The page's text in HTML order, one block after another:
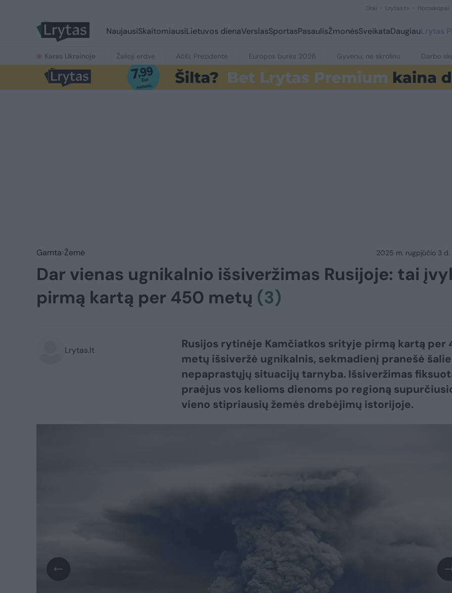
Orai Lrytas.tv Horoskopai
NaujausiSkaitomiausiLietuvos dienaVerslasSportasPasaulisŽmonėsSveikataDaugiauLrytas
Karas Ukrainoje Žalioji erdvė Ačiū, Prezidente Europos burės 2026 Gyvenu, ne skrolinu Darbo
Gamta Žemė 2025 m. rugpjūčio 3 d.
Dar vienas ugnikalnio išsiveržimas Rusijoje: tai
pirmą kartą per 450 metų (3)
Lrytas.lt
Rusijos rytinėje Kamčiatkos srityje pirmą kartą per
metų išsiveržė ugnikalnis, sekmadienį pranešė
nepaprastųjų situacijų tarnyba. Išsiveržimas
praėjus vos kelioms dienoms po regioną
vieno stipriausių žemės drebėjimų istorijoje.